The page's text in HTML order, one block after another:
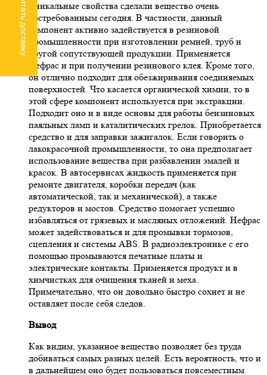
Уникальные свойства сделали вещество очень
востребованным сегодня. В частности, данный
компонент активно задействуется в резиновой
промышленности при изготовлении ремней, труб и
другой сопутствующей продукции. Применяется
Нефрас и при получении резинового клея. Кроме того,
он отлично подходит для обезжиривания соединяемых
поверхностей. Что касается органической химии, то в
этой сфере компонент используется при экстракции.
Подходит оно и в виде основы для работы бензиновых
паяльных ламп и каталитических грелок. Приобретается
средство и для заправки зажигалок. Если говорить о
лакокрасочной промышленности, то она предполагает
использование вещества при разбавлении эмалей и
красок. В автосервисах жидкость применяется при
ремонте двигателя, коробки передач (как
автоматической, так и механической), а также
редукторов и мостов. Средство помогает успешно
избавляться от грязевых и масляных отложений. Нефрас
может задействоваться и для промывки тормозов,
сцепления и системы ABS. В радиоэлектронике с его
помощью промываются печатные платы и
электрические контакты. Применяется продукт и в
химчистках для очищения тканей и меха.
Примечательно, что он довольно быстро сохнет и не
оставляет после себя следов.
Вывод
Как видим, указанное вещество позволяет без труда
добиваться самых разных целей. Есть вероятность, что и
в дальнейшем оно будет пользоваться повсеместным